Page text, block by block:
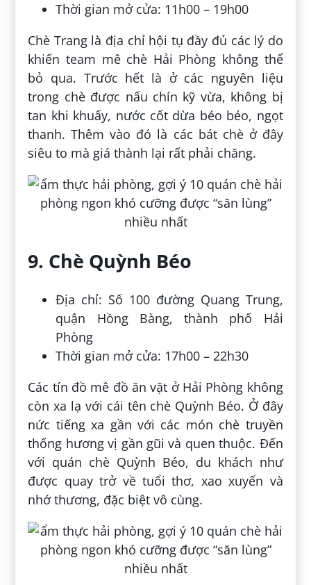
Thời gian mở cửa: 11h00 – 19h00
Chè Trang là địa chỉ hội tụ đầy đủ các lý do
khiến team mê chè Hải Phòng không thể
bỏ qua. Trước hết là ở các nguyên liệu
trong chè được nấu chín kỹ vừa, không bị
tan khi khuấy, nước cốt dừa béo béo, ngọt
thanh. Thêm vào đó là các bát chè ở đây
siêu to mà giá thành lại rất phải chăng.
9. Chè Quỳnh Béo
Địa chỉ: Số 100 đường Quang Trung,
quận Hồng Bàng, thành phố Hải
Phòng
Thời gian mở cửa: 17h00 – 22h30
Các tín đồ mê đồ ăn vặt ở Hải Phòng không
còn xa lạ với cái tên chè Quỳnh Béo. Ở đây
nức tiếng xa gần với các món chè truyền
thống hương vị gần gũi và quen thuộc. Đến
với quán chè Quỳnh Béo, du khách như
được quay trở về tuổi thơ, xao xuyến và
nhớ thương, đặc biệt vô cùng.